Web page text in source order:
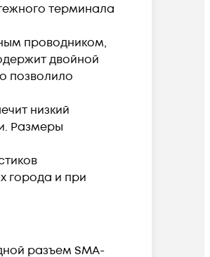
терминала
проводником,
двойной
позволило
низкий
Размеры
города и при
разъем SMA-